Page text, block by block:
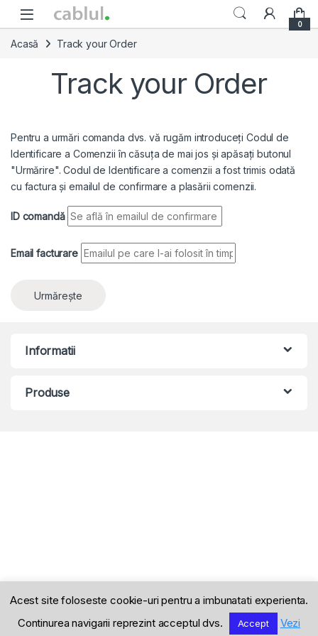
Skip to navigation
Skip to content
0
Acasă Track your Order
Track your Order
Pentru a urmări comanda dvs. vă rugăm introduceți Codul de
Identificare a Comenzii în căsuța de mai jos și apăsați butonul
"Urmărire". Codul de Identificare a comenzii a fost trimis odată
cu factura și emailul de confirmare a plasării comenzii.
ID comandă
Email facturare
Urmărește
Informatii
Produse
Acest site foloseste cookie-uri pentru a imbunatati experienta.
Continurea navigarii reprezint acceptul dvs.
Accept Vezi